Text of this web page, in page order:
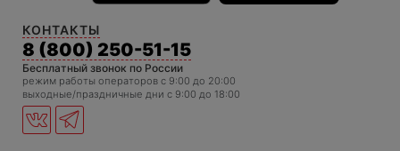
КОНТАКТЫ
8 (800) 250-51-15
Бесплатный звонок по России
режим работы операторов c 9:00 до 20:00
выходные/праздничные дни с 9:00 до 18:00